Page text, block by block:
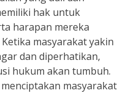
hak untuk
harapan mereka
masyarakat yakin
dan diperhatikan,
hukum akan tumbuh.
masyarakat